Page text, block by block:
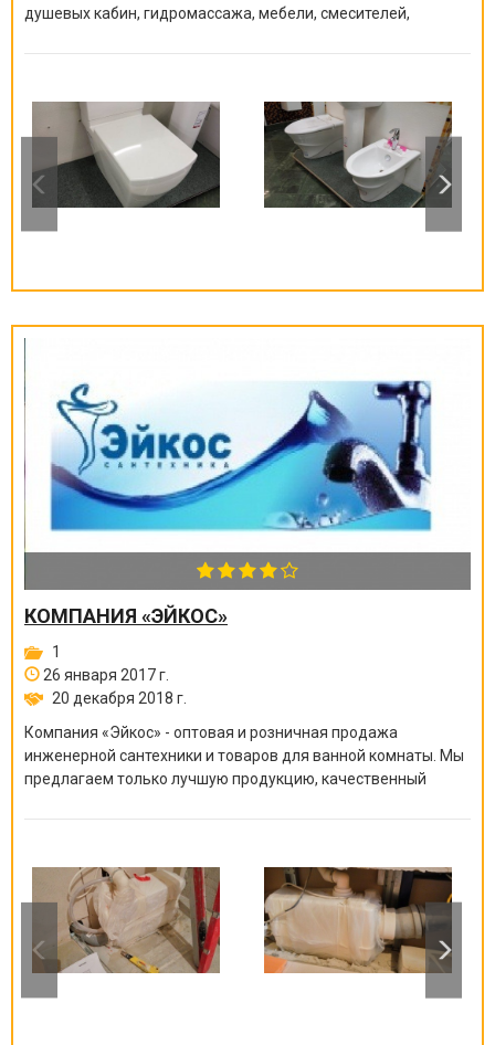
душевых кабин, гидромассажа, мебели, смесителей,
и аксессуаров для ванных комнат.
КОМПАНИЯ «ЭЙКОС»
1
26 января 2017 г.
20 декабря 2018 г.
Компания «Эйкос» - оптовая и розничная продажа
инженерной сантехники и товаров для ванной комнаты. Мы
предлагаем только лучшую продукцию, качественный